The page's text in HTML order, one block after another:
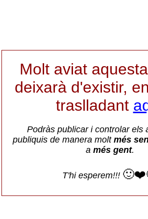
Molt aviat
deixarà d'existir,
traslladant
Podràs publicar i controlar els
publiquis de manera molt més
a més gent.
T'hi esperem!!!